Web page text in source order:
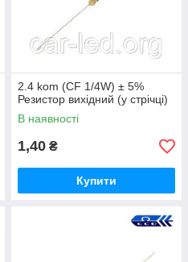
2.4 kom (CF 1/4W) ± 5%
Резистор вихідний (у стрічці)
В наявності
1,40 ₴
Купити